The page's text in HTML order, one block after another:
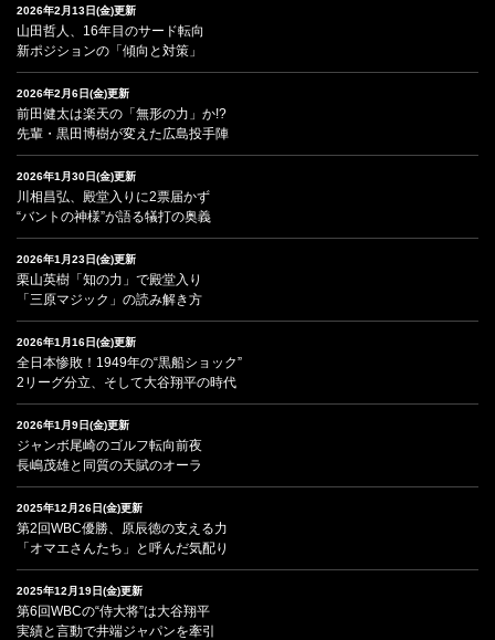
2026年2月13日(金)更新
山田哲人、16年目のサード転向
新ポジションの「傾向と対策」
2026年2月6日(金)更新
前田健太は楽天の「無形の力」か!?
先輩・黒田博樹が変えた広島投手陣
2026年1月30日(金)更新
川相昌弘、殿堂入りに2票届かず
“バントの神様”が語る犠打の奥義
2026年1月23日(金)更新
栗山英樹「知の力」で殿堂入り
「三原マジック」の読み解き方
2026年1月16日(金)更新
全日本惨敗！1949年の“黒船ショック”
2リーグ分立、そして大谷翔平の時代
2026年1月9日(金)更新
ジャンボ尾崎のゴルフ転向前夜
長嶋茂雄と同質の天賦のオーラ
2025年12月26日(金)更新
第2回WBC優勝、原辰徳の支える力
「オマエさんたち」と呼んだ気配り
2025年12月19日(金)更新
第6回WBCの“侍大将”は大谷翔平
実績と言動で井端ジャパンを牽引